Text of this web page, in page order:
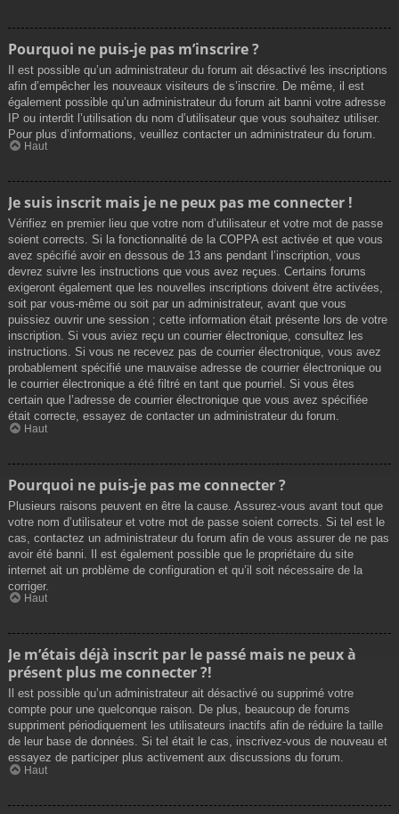
Pourquoi ne puis-je pas m’inscrire ?
Il est possible qu’un administrateur du forum ait désactivé les inscriptions
afin d’empêcher les nouveaux visiteurs de s’inscrire. De même, il est
également possible qu’un administrateur du forum ait banni votre adresse
IP ou interdit l’utilisation du nom d’utilisateur que vous souhaitez utiliser.
Pour plus d’informations, veuillez contacter un administrateur du forum.
Haut
Je suis inscrit mais je ne peux pas me connecter !
Vérifiez en premier lieu que votre nom d’utilisateur et votre mot de passe
soient corrects. Si la fonctionnalité de la COPPA est activée et que vous
avez spécifié avoir en dessous de 13 ans pendant l’inscription, vous
devrez suivre les instructions que vous avez reçues. Certains forums
exigeront également que les nouvelles inscriptions doivent être activées,
soit par vous-même ou soit par un administrateur, avant que vous
puissiez ouvrir une session ; cette information était présente lors de votre
inscription. Si vous aviez reçu un courrier électronique, consultez les
instructions. Si vous ne recevez pas de courrier électronique, vous avez
probablement spécifié une mauvaise adresse de courrier électronique ou
le courrier électronique a été filtré en tant que pourriel. Si vous êtes
certain que l’adresse de courrier électronique que vous avez spécifiée
était correcte, essayez de contacter un administrateur du forum.
Haut
Pourquoi ne puis-je pas me connecter ?
Plusieurs raisons peuvent en être la cause. Assurez-vous avant tout que
votre nom d’utilisateur et votre mot de passe soient corrects. Si tel est le
cas, contactez un administrateur du forum afin de vous assurer de ne pas
avoir été banni. Il est également possible que le propriétaire du site
internet ait un problème de configuration et qu’il soit nécessaire de la
corriger.
Haut
Je m’étais déjà inscrit par le passé mais ne peux à
présent plus me connecter ?!
Il est possible qu’un administrateur ait désactivé ou supprimé votre
compte pour une quelconque raison. De plus, beaucoup de forums
suppriment périodiquement les utilisateurs inactifs afin de réduire la taille
de leur base de données. Si tel était le cas, inscrivez-vous de nouveau et
essayez de participer plus activement aux discussions du forum.
Haut